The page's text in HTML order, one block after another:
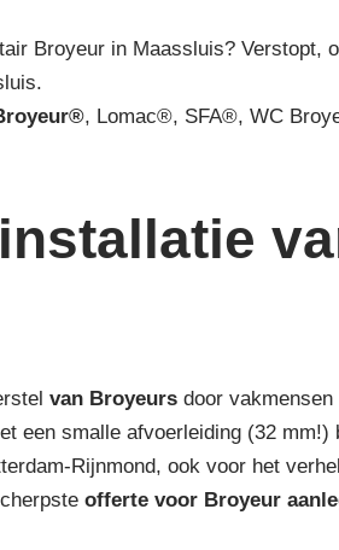
Broyeur in Maassluis?
, Lomac®, SFA®, WC
van Broyeurs door
een smalle afvoerleiding (32
Rijnmond, ook voor het
offerte voor Broyeur